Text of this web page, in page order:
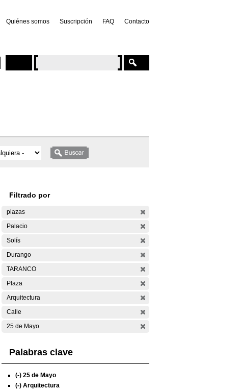
Quiénes somos Suscripción FAQ Contacto
Filtrado por
plazas
Palacio
Solís
Durango
TARANCO
Plaza
Arquitectura
Calle
25 de Mayo
Palabras clave
(-) 25 de Mayo
(-) Arquitectura